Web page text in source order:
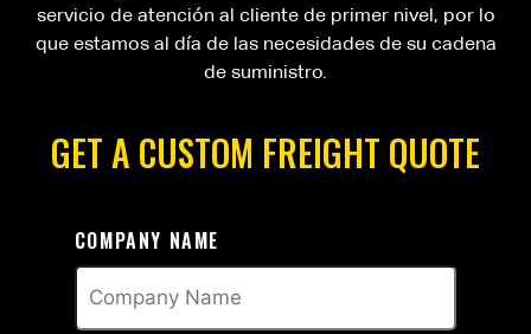
servicio de atención al cliente de primer nivel, por lo
que estamos al día de las necesidades de su cadena
de suministro.
GET A CUSTOM FREIGHT QUOTE
COMPANY NAME